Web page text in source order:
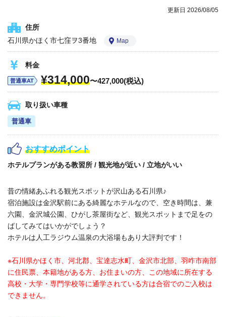
更新日 2026/08/05
住所
石川県かほく市七窪ヲ3番地
Map
料金
普通車AT ¥314,000〜427,000(税込)
取り扱い車種
普通車
おすすめポイント
ホテルプランがある教習所 / 観光地が近い / 立地がいい
昔の情緒あふれる観光スポットが沢山ある石川県♪
宿泊施設は金沢駅前にある綺麗なホテルなので、空き時間は、兼
六園、金沢城公園、ひがし茶屋街など、観光スポットまで足をの
ばしてみてはいかがでしょう？
ホテルは人工ラジウム温泉の大浴場もあり大評判です！
※石川県かほく市、河北郡、宝達志水町、金沢市北部、羽咋市南部
に住民票、本籍地がある方、お住まいの方、この地域に所在する
高校・大学・専門学校等に通学されている方は合宿でのご入校は
できません。